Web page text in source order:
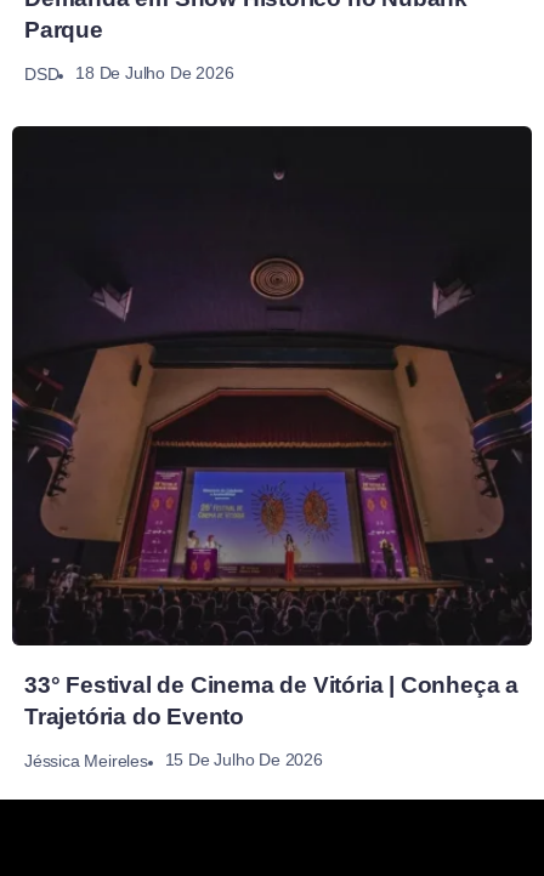
Parque
DSD 18 De Julho De 2026
33° Festival de Cinema de Vitória | Conheça a
Trajetória do Evento
Jéssica Meireles 15 De Julho De 2026